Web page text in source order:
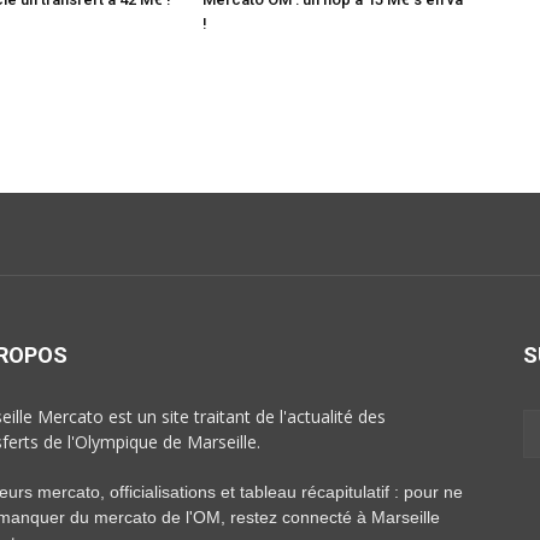
!
Mercato est un site traitant de l'actualité des
de l'Olympique de Marseille.
mercato, officialisations et tableau récapitulatif : pour ne
du mercato de l'OM, restez connecté à Marseille